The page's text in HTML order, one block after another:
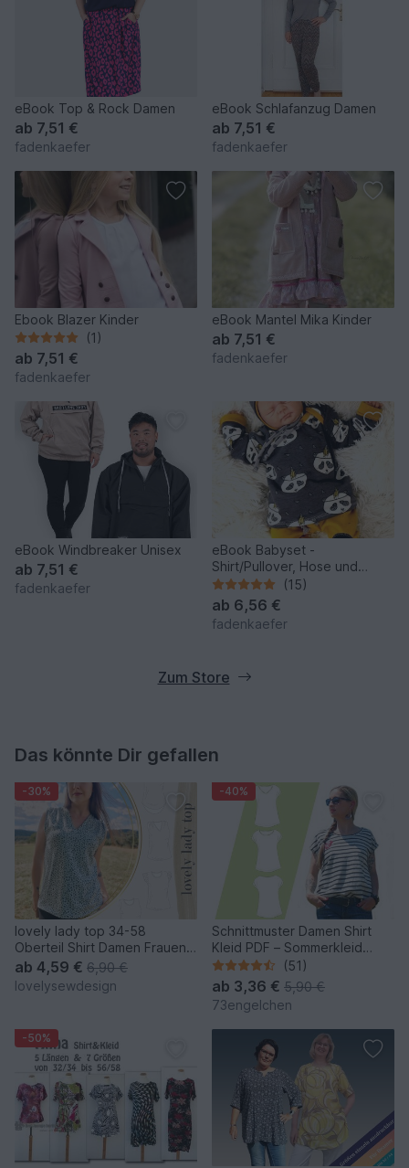
eBook Top & Rock Damen
ab 7,51 €
fadenkaefer
eBook Schlafanzug Damen
ab 7,51 €
fadenkaefer
Ebook Blazer Kinder
(1)
ab 7,51 €
fadenkaefer
eBook Mantel Mika Kinder
ab 7,51 €
fadenkaefer
eBook Windbreaker Unisex
ab 7,51 €
fadenkaefer
eBook Babyset -
Shirt/Pullover, Hose und
Mütze ab Größe 50 bis 98
(15)
ab 6,56 €
fadenkaefer
Zum Store
Das könnte Dir gefallen
-30%
lovely lady top 34-58
Oberteil Shirt Damen Frauen
Schnittmuster Businesstop
ab 4,59 € 6,90 €
lovelysewdesign
-40%
Schnittmuster Damen Shirt
Kleid PDF – Sommerkleid
nähen 32–48(51)
ab 3,36 € 5,90 €
73engelchen
-50%